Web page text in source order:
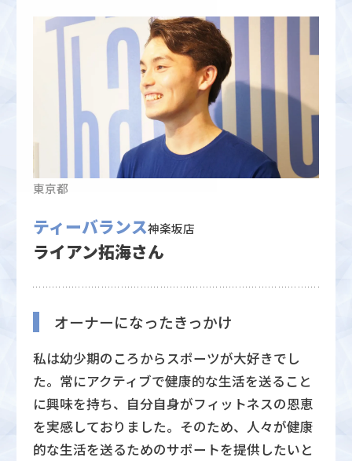
東京都
ティーバランス神楽坂店
ライアン拓海さん
オーナーになったきっかけ
私は幼少期のころからスポーツが大好きでし
た。常にアクティブで健康的な生活を送ること
に興味を持ち、自分自身がフィットネスの恩恵
を実感しておりました。そのため、人々が健康
的な生活を送るためのサポートを提供したいと